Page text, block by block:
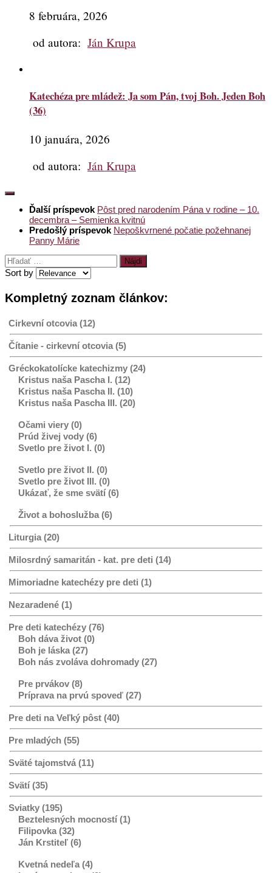
8 februára, 2026
od autora: Ján Krupa
Katechéza pre mládež: Ja som Pán, tvoj Boh. Jeden Boh
(36)
10 januára, 2026
od autora: Ján Krupa
Ďalší príspevok Pôst pred narodením Pána v rodine – 10.
decembra – Semienka kvitnú
Predošlý príspevok Nepoškvrnené počatie požehnanej
Panny Márie
Hľadať:
Sort by
Kompletný zoznam článkov:
Cirkevní otcovia (12)
Čítanie - cirkevní otcovia (5)
Gréckokatolícke katechizmy (24)
Kristus naša Pascha I. (12)
Kristus naša Pascha II. (10)
Kristus naša Pascha III. (20)
Očami viery (0)
Prúd živej vody (6)
Svetlo pre život I. (0)
Svetlo pre život II. (0)
Svetlo pre život III. (0)
Ukázať, že sme svätí (6)
Život a bohoslužba (6)
Liturgia (20)
Milosrdný samaritán - kat. pre deti (14)
Mimoriadne katechézy pre deti (1)
Nezaradené (1)
Pre deti katechézy (76)
Boh dáva život (0)
Boh je láska (27)
Boh nás zvoláva dohromady (27)
Pre prvákov (8)
Príprava na prvú spoveď (27)
Pre deti na Veľký pôst (40)
Pre mladých (55)
Sväté tajomstvá (11)
Svätí (35)
Sviatky (195)
Beztelesných mocností (1)
Filipovka (32)
Ján Krstiteľ (6)
Kvetná nedeľa (4)